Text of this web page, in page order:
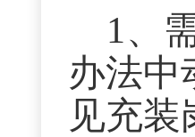
1、
办法中
见充